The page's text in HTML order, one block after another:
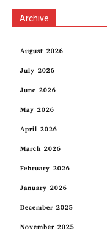
Archive
August 2026
July 2026
June 2026
May 2026
April 2026
March 2026
February 2026
January 2026
December 2025
November 2025